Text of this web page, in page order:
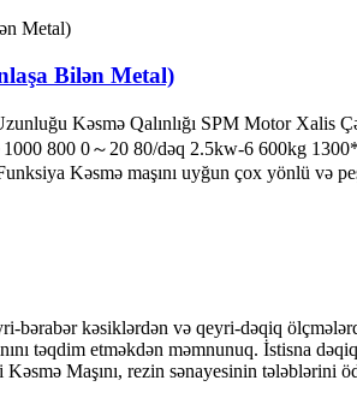
Bilən Metal)
Kəsmə Qalınlığı SPM Motor
800 0～20 80/dəq 2.5kw-6 600kg
Kəsmə maşını uyğun çox yönlü və
bərabər kəsiklərdən və qeyri-dəqiq
təqdim etməkdən məmnunuq. İstisna
Maşını, rezin sənayesinin tələblərini